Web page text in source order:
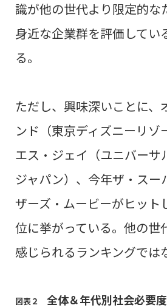
識が他の世代より限定的な
身近な企業群を評価してい
る。
ただし、興味深いことに、
ンド（東京ディズニーリゾ
エス・ジェイ（ユニバーサ
ジャパン）、今年ザ・スー
ザーズ・ムービーがヒット
位に挙がっている。他の世
感じられるランキングでは
図表２ 全体＆年代別社会必要